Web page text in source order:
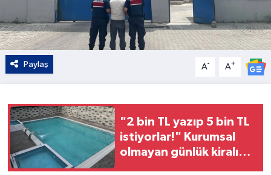
Paylaş A- A+
"2 bin TL yazıp 5 bin TL
istiyorlar!" Kurumsal
olmayan günlük kiralık